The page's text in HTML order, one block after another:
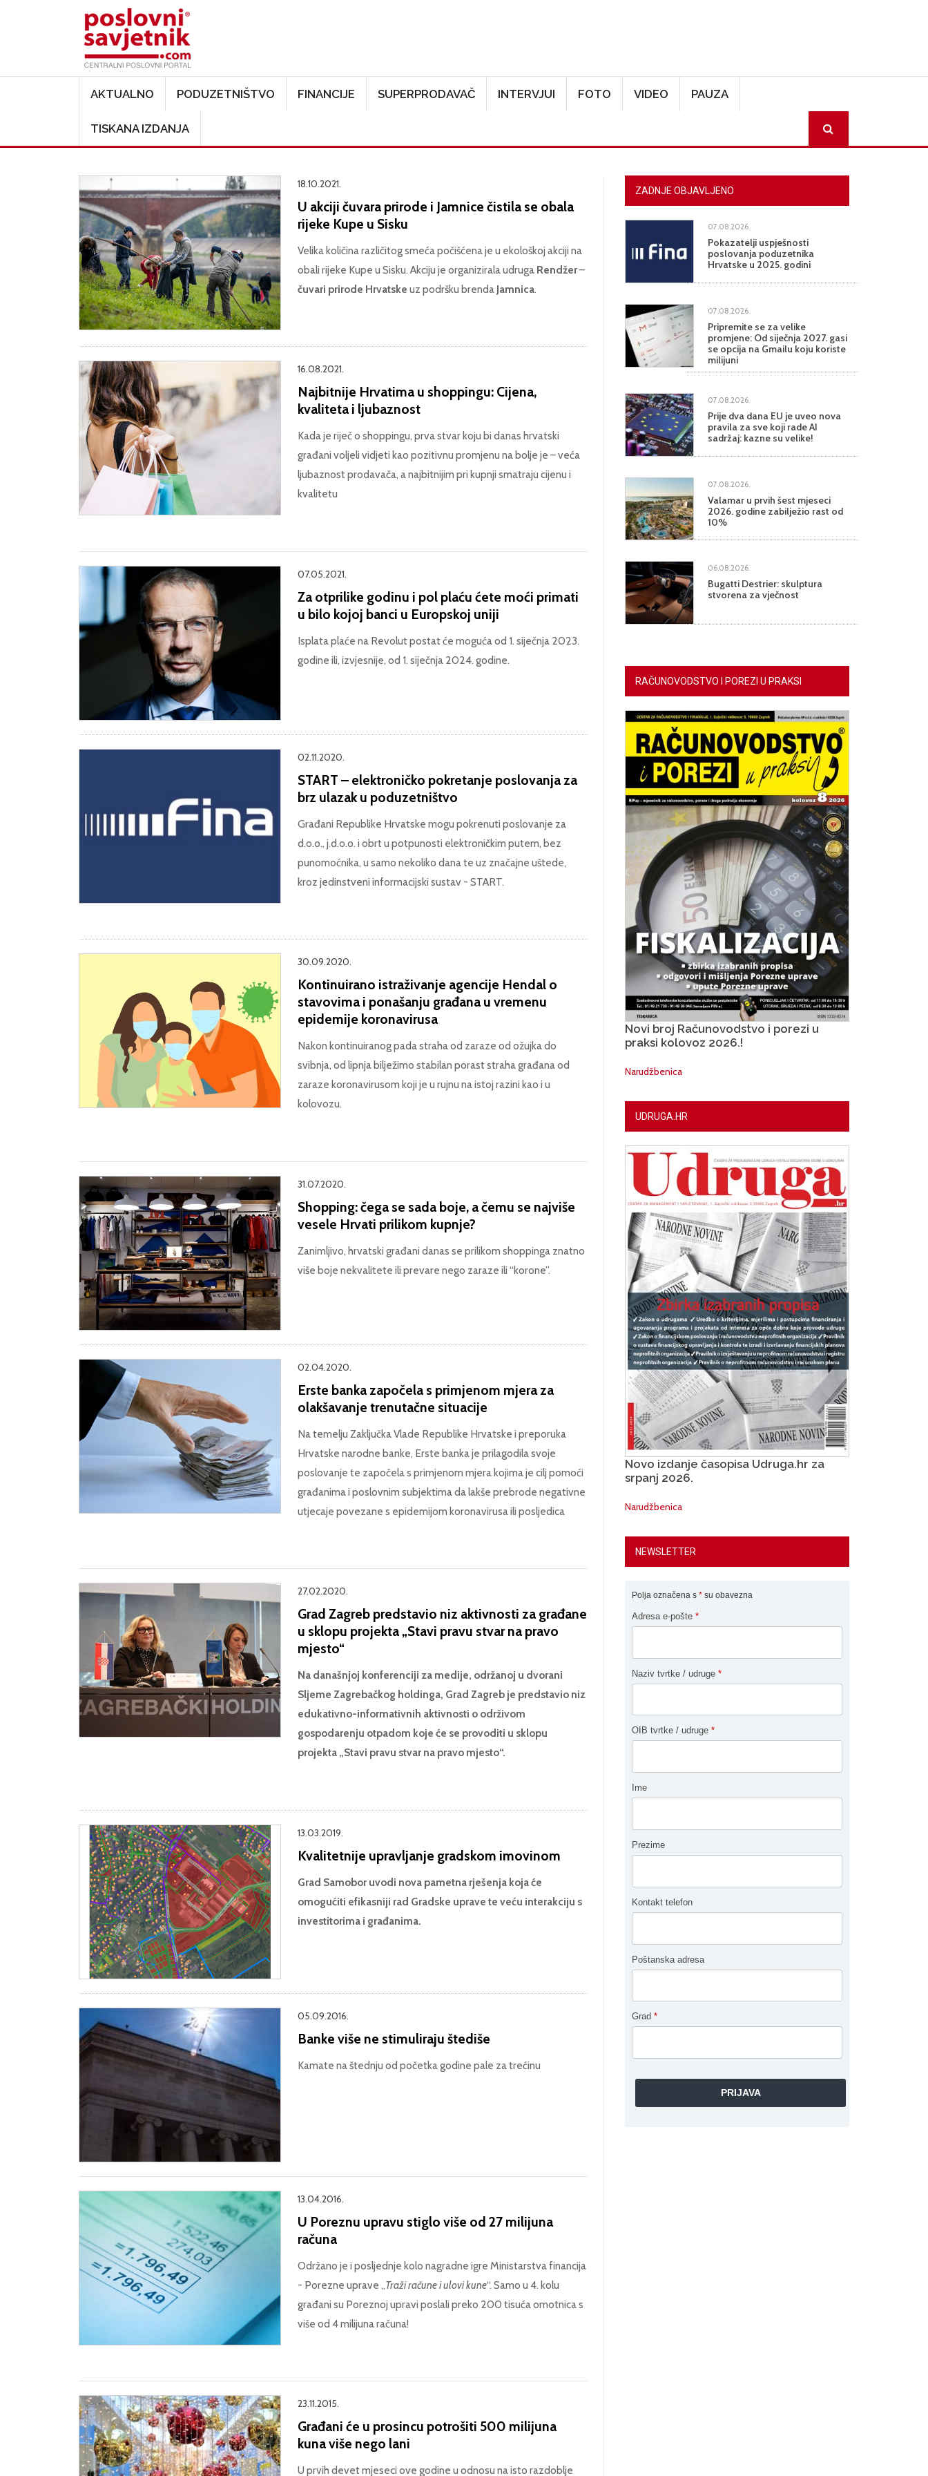
AKTUALNO PODUZETNIŠTVO FINANCIJE SUPERPRODAVAČ INTERVJUI FOTO VIDEO PAUZA
TISKANA IZDANJA
18.10.2021.
U akciji čuvara prirode i Jamnice čistila se obala
rijeke Kupe u Sisku
Velika količina različitog smeća počišćena je u ekološkoj akciji na
obali rijeke Kupe u Sisku. Akciju je organizirala udruga Rendžer–
čuvari prirode Hrvatske uz podršku brenda Jamnica.
16.08.2021.
Najbitnije Hrvatima u shoppingu: Cijena,
kvaliteta i ljubaznost
Kada je riječ o shoppingu, prva stvar koju bi danas hrvatski
građani voljeli vidjeti kao pozitivnu promjenu na bolje je – veća
ljubaznost prodavača, a najbitnijim pri kupnji smatraju cijenu i
kvalitetu
07.05.2021.
Za otprilike godinu i pol plaću ćete moći primati
u bilo kojoj banci u Europskoj uniji
Isplata plaće na Revolut postat će moguća od 1. siječnja 2023.
godine ili, izvjesnije, od 1. siječnja 2024. godine.
02.11.2020.
START – elektroničko pokretanje poslovanja za
brz ulazak u poduzetništvo
Građani Republike Hrvatske mogu pokrenuti poslovanje za
d.o.o., j.d.o.o. i obrt u potpunosti elektroničkim putem, bez
punomoćnika, u samo nekoliko dana te uz značajne uštede,
kroz jedinstveni informacijski sustav - START.
30.09.2020.
Kontinuirano istraživanje agencije Hendal o
stavovima i ponašanju građana u vremenu
epidemije koronavirusa
Nakon kontinuiranog pada straha od zaraze od ožujka do
svibnja, od lipnja bilježimo stabilan porast straha građana od
zaraze koronavirusom koji je u rujnu na istoj razini kao i u
kolovozu.
31.07.2020.
Shopping: čega se sada boje, a čemu se najviše
vesele Hrvati prilikom kupnje?
Zanimljivo, hrvatski građani danas se prilikom shoppinga znatno
više boje nekvalitete ili prevare nego zaraze ili “korone”.
02.04.2020.
Erste banka započela s primjenom mjera za
olakšavanje trenutačne situacije
Na temelju Zaključka Vlade Republike Hrvatske i preporuka
Hrvatske narodne banke, Erste banka je prilagodila svoje
poslovanje te započela s primjenom mjera kojima je cilj pomoći
građanima i poslovnim subjektima da lakše prebrode negativne
utjecaje povezane s epidemijom koronavirusa ili posljedica
27.02.2020.
Grad Zagreb predstavio niz aktivnosti za građane
u sklopu projekta „Stavi pravu stvar na pravo
mjesto“
Na današnjoj konferenciji za medije, održanoj u dvorani
Sljeme Zagrebačkog holdinga, Grad Zagreb je predstavio niz
edukativno-informativnih aktivnosti o održivom
gospodarenju otpadom koje će se provoditi u sklopu
projekta „Stavi pravu stvar na pravo mjesto“.
13.03.2019.
Kvalitetnije upravljanje gradskom imovinom
Grad Samobor uvodi nova pametna rješenja koja će
omogućiti efikasniji rad Gradske uprave te veću interakciju s
investitorima i građanima.
05.09.2016.
Banke više ne stimuliraju štediše
Kamate na štednju od početka godine pale za trećinu
13.04.2016.
U Poreznu upravu stiglo više od 27 milijuna
računa
Održano je i posljednje kolo nagradne igre Ministarstva financija
- Porezne uprave „Traži račune i ulovi kune“. Samo u 4. kolu
građani su Poreznoj upravi poslali preko 200 tisuća omotnica s
više od 4 milijuna računa!
23.11.2015.
Građani će u prosincu potrošiti 500 milijuna
kuna više nego lani
U prvih devet mjeseci ove godine u odnosu na isto razdoblje
ZADNJE OBJAVLJENO
07.08.2026.
Pokazatelji uspješnosti
poslovanja poduzetnika
Hrvatske u 2025. godini
07.08.2026.
Pripremite se za velike
promjene: Od siječnja 2027. gasi
se opcija na Gmailu koju koriste
milijuni
07.08.2026.
Prije dva dana EU je uveo nova
pravila za sve koji rade AI
sadržaj: kazne su velike!
07.08.2026.
Valamar u prvih šest mjeseci
2026. godine zabilježio rast od
10%
06.08.2026.
Bugatti Destrier: skulptura
stvorena za vječnost
RAČUNOVODSTVO I POREZI U PRAKSI
Novi broj Računovodstvo i porezi u
praksi kolovoz 2026.!
Narudžbenica
UDRUGA.HR
Novo izdanje časopisa Udruga.hr za
srpanj 2026.
Narudžbenica
NEWSLETTER
Polja označena s * su obavezna
Adresa e-pošte *
Naziv tvrtke / udruge *
OIB tvrtke / udruge *
Ime
Prezime
Kontakt telefon
Poštanska adresa
Grad *